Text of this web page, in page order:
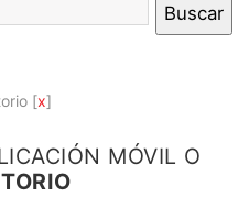
[x]
MÓVIL O